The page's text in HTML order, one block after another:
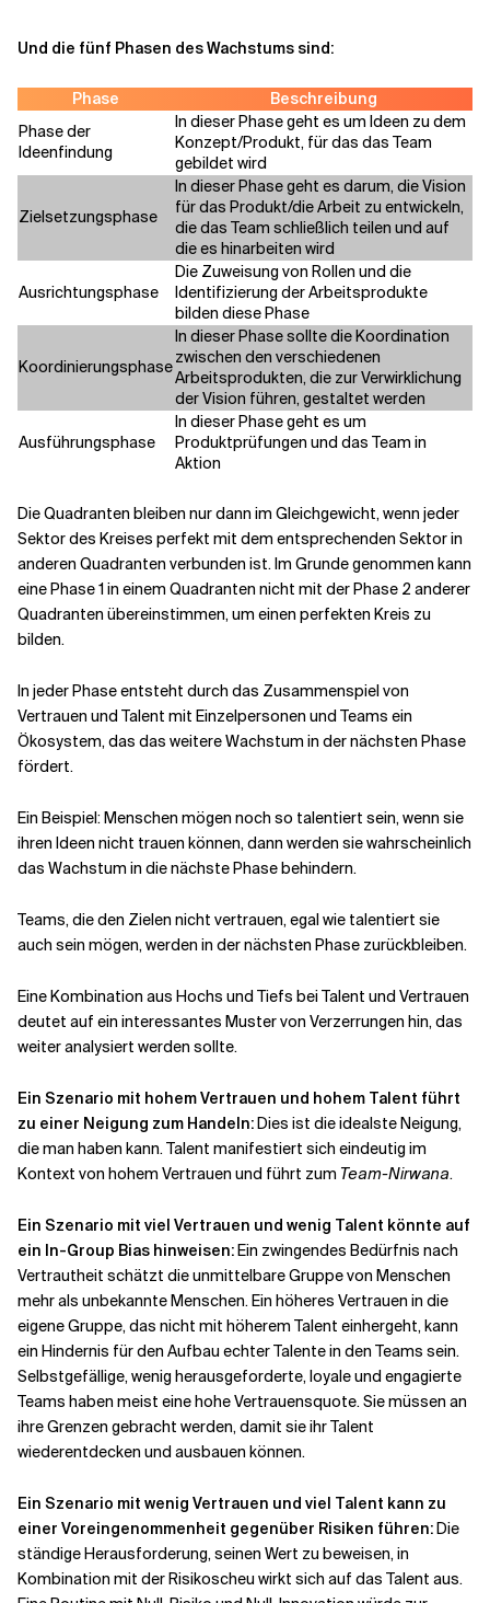
Und die fünf Phasen des Wachstums sind:
Phase
Beschreibung
Phase der
Ideenfindung
In dieser Phase geht es um Ideen zu dem
Konzept/Produkt, für das das Team
gebildet wird
Zielsetzungsphase
In dieser Phase geht es darum, die Vision
für das Produkt/die Arbeit zu entwickeln,
die das Team schließlich teilen und auf
die es hinarbeiten wird
Ausrichtungsphase
Die Zuweisung von Rollen und die
Identifizierung der Arbeitsprodukte
bilden diese Phase
Koordinierungsphase
In dieser Phase sollte die Koordination
zwischen den verschiedenen
Arbeitsprodukten, die zur Verwirklichung
der Vision führen, gestaltet werden
Ausführungsphase
In dieser Phase geht es um
Produktprüfungen und das Team in
Aktion
Die Quadranten bleiben nur dann im Gleichgewicht, wenn jeder
Sektor des Kreises perfekt mit dem entsprechenden Sektor in
anderen Quadranten verbunden ist. Im Grunde genommen kann
eine Phase 1 in einem Quadranten nicht mit der Phase 2 anderer
Quadranten übereinstimmen, um einen perfekten Kreis zu
bilden.
In jeder Phase entsteht durch das Zusammenspiel von
Vertrauen und Talent mit Einzelpersonen und Teams ein
Ökosystem, das das weitere Wachstum in der nächsten Phase
fördert.
Ein Beispiel: Menschen mögen noch so talentiert sein, wenn sie
ihren Ideen nicht trauen können, dann werden sie wahrscheinlich
das Wachstum in die nächste Phase behindern.
Teams, die den Zielen nicht vertrauen, egal wie talentiert sie
auch sein mögen, werden in der nächsten Phase zurückbleiben.
Eine Kombination aus Hochs und Tiefs bei Talent und Vertrauen
deutet auf ein interessantes Muster von Verzerrungen hin, das
weiter analysiert werden sollte.
Ein Szenario mit hohem Vertrauen und hohem Talent führt
zu einer Neigung zum Handeln: Dies ist die idealste Neigung,
die man haben kann. Talent manifestiert sich eindeutig im
Kontext von hohem Vertrauen und führt zum Team-Nirwana.
Ein Szenario mit viel Vertrauen und wenig Talent könnte auf
ein In-Group Bias hinweisen: Ein zwingendes Bedürfnis nach
Vertrautheit schätzt die unmittelbare Gruppe von Menschen
mehr als unbekannte Menschen. Ein höheres Vertrauen in die
eigene Gruppe, das nicht mit höherem Talent einhergeht, kann
ein Hindernis für den Aufbau echter Talente in den Teams sein.
Selbstgefällige, wenig herausgeforderte, loyale und engagierte
Teams haben meist eine hohe Vertrauensquote. Sie müssen an
ihre Grenzen gebracht werden, damit sie ihr Talent
wiederentdecken und ausbauen können.
Ein Szenario mit wenig Vertrauen und viel Talent kann zu
einer Voreingenommenheit gegenüber Risiken führen: Die
ständige Herausforderung, seinen Wert zu beweisen, in
Kombination mit der Risikoscheu wirkt sich auf das Talent aus.